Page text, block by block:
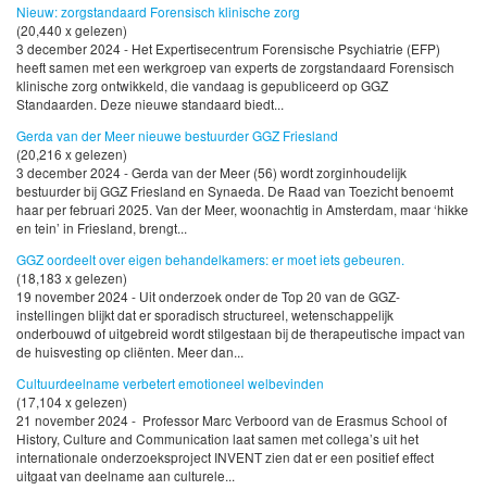
Nieuw: zorgstandaard Forensisch klinische zorg
(20,440 x gelezen)
3 december 2024 - Het Expertisecentrum Forensische Psychiatrie (EFP)
heeft samen met een werkgroep van experts de zorgstandaard Forensisch
klinische zorg ontwikkeld, die vandaag is gepubliceerd op GGZ
Standaarden. Deze nieuwe standaard biedt...
Gerda van der Meer nieuwe bestuurder GGZ Friesland
(20,216 x gelezen)
3 december 2024 - Gerda van der Meer (56) wordt zorginhoudelijk
bestuurder bij GGZ Friesland en Synaeda. De Raad van Toezicht benoemt
haar per februari 2025. Van der Meer, woonachtig in Amsterdam, maar ‘hikke
en tein’ in Friesland, brengt...
GGZ oordeelt over eigen behandelkamers: er moet iets gebeuren.
(18,183 x gelezen)
19 november 2024 - Uit onderzoek onder de Top 20 van de GGZ-
instellingen blijkt dat er sporadisch structureel, wetenschappelijk
onderbouwd of uitgebreid wordt stilgestaan bij de therapeutische impact van
de huisvesting op cliënten. Meer dan...
Cultuurdeelname verbetert emotioneel welbevinden
(17,104 x gelezen)
21 november 2024 - Professor Marc Verboord van de Erasmus School of
History, Culture and Communication laat samen met collega’s uit het
internationale onderzoeksproject INVENT zien dat er een positief effect
uitgaat van deelname aan culturele...